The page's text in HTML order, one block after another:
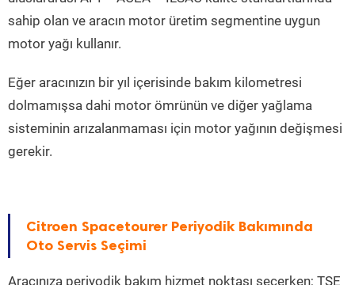
sahip olan ve aracın motor üretim segmentine uygun
motor yağı kullanır.
Eğer aracınızın bir yıl içerisinde bakım kilometresi
dolmamışsa dahi motor ömrünün ve diğer yağlama
sisteminin arızalanmaması için motor yağının değişmesi
gerekir.
Citroen Spacetourer Periyodik Bakımında
Oto Servis Seçimi
Aracınıza periyodik bakım hizmet noktası seçerken; TSE